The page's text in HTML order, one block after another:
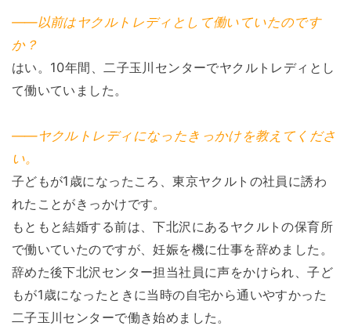
――以前はヤクルトレディとして働いていたのです
か？
はい。10年間、二子玉川センターでヤクルトレディとし
て働いていました。
――ヤクルトレディになったきっかけを教えてくださ
い。
子どもが1歳になったころ、東京ヤクルトの社員に誘わ
れたことがきっかけです。
もともと結婚する前は、下北沢にあるヤクルトの保育所
で働いていたのですが、妊娠を機に仕事を辞めました。
辞めた後下北沢センター担当社員に声をかけられ、子ど
もが1歳になったときに当時の自宅から通いやすかった
二子玉川センターで働き始めました。